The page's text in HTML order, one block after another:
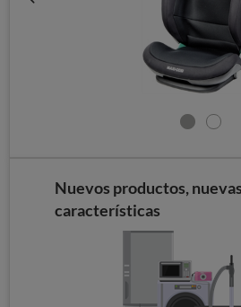
Nuevos productos, nuevas
características